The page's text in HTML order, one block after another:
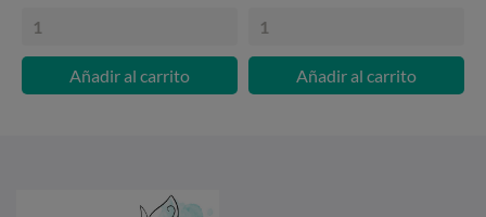
Añadir al carrito Añadir al carrito